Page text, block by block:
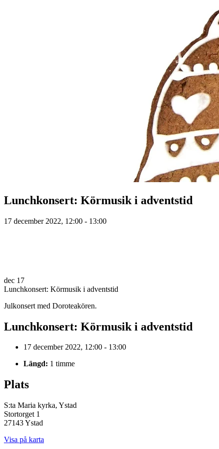
Lunchkonsert: Körmusik i adventstid
17 december 2022, 12:00 - 13:00
dec 17
Lunchkonsert: Körmusik i adventstid
Julkonsert med Doroteakören.
Lunchkonsert: Körmusik i adventstid
17 december 2022, 12:00 - 13:00
Längd: 1 timme
Plats
S:ta Maria kyrka, Ystad
Stortorget 1
27143 Ystad
Visa på karta